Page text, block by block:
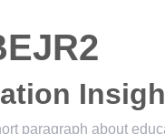
paragraph about